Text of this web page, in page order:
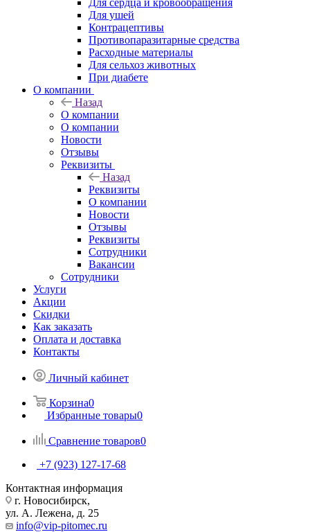
Для сердца и кровообращения
Для ушей
Контрацептивы
Противопаразитарные средства
Расходные материалы
Для сельхоз животных
При диабете
О компании
Назад
О компании
О компании
Новости
Отзывы
Реквизиты
Назад
Реквизиты
О компании
Новости
Отзывы
Реквизиты
Сотрудники
Вакансии
Сотрудники
Услуги
Акции
Скидки
Как заказать
Оплата и доставка
Контакты
Личный кабинет
Корзина0
Избранные товары0
Сравнение товаров0
+7 (923) 127-17-68
Контактная информация
г. Новосибирск,
ул. А. Лежена, д. 25
info@vip-pitomec.ru